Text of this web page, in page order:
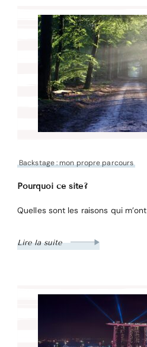
Backstage : mon propre parcours
Pourquoi ce site?
Quelles sont les raisons qui
Lire la suite